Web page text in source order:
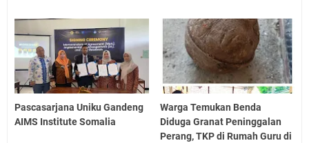
Pascasarjana Uniku Gandeng
AIMS Institute Somalia
Warga Temukan Benda
Diduga Granat Peninggalan
Perang, TKP di Rumah Guru di